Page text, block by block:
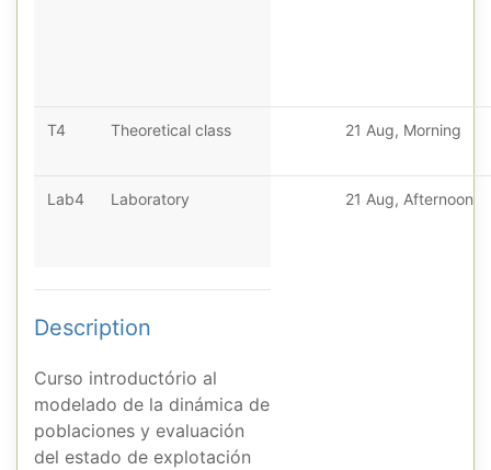
T4 Theoretical class 21 Aug, Morning
Lab4 Laboratory 21 Aug, Afternoon
Description
Curso introductório al
modelado de la dinámica de
poblaciones y evaluación
del estado de explotación